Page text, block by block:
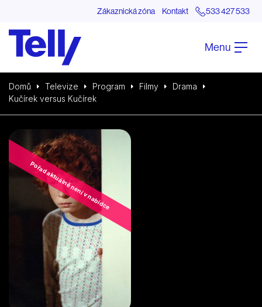
Zákaznická zóna Kontakt 533 427 533
Menu
Domů Televize Program Filmy
Drama
Kučírek versus Kučírek
Pořad aktuálně není v nabídce